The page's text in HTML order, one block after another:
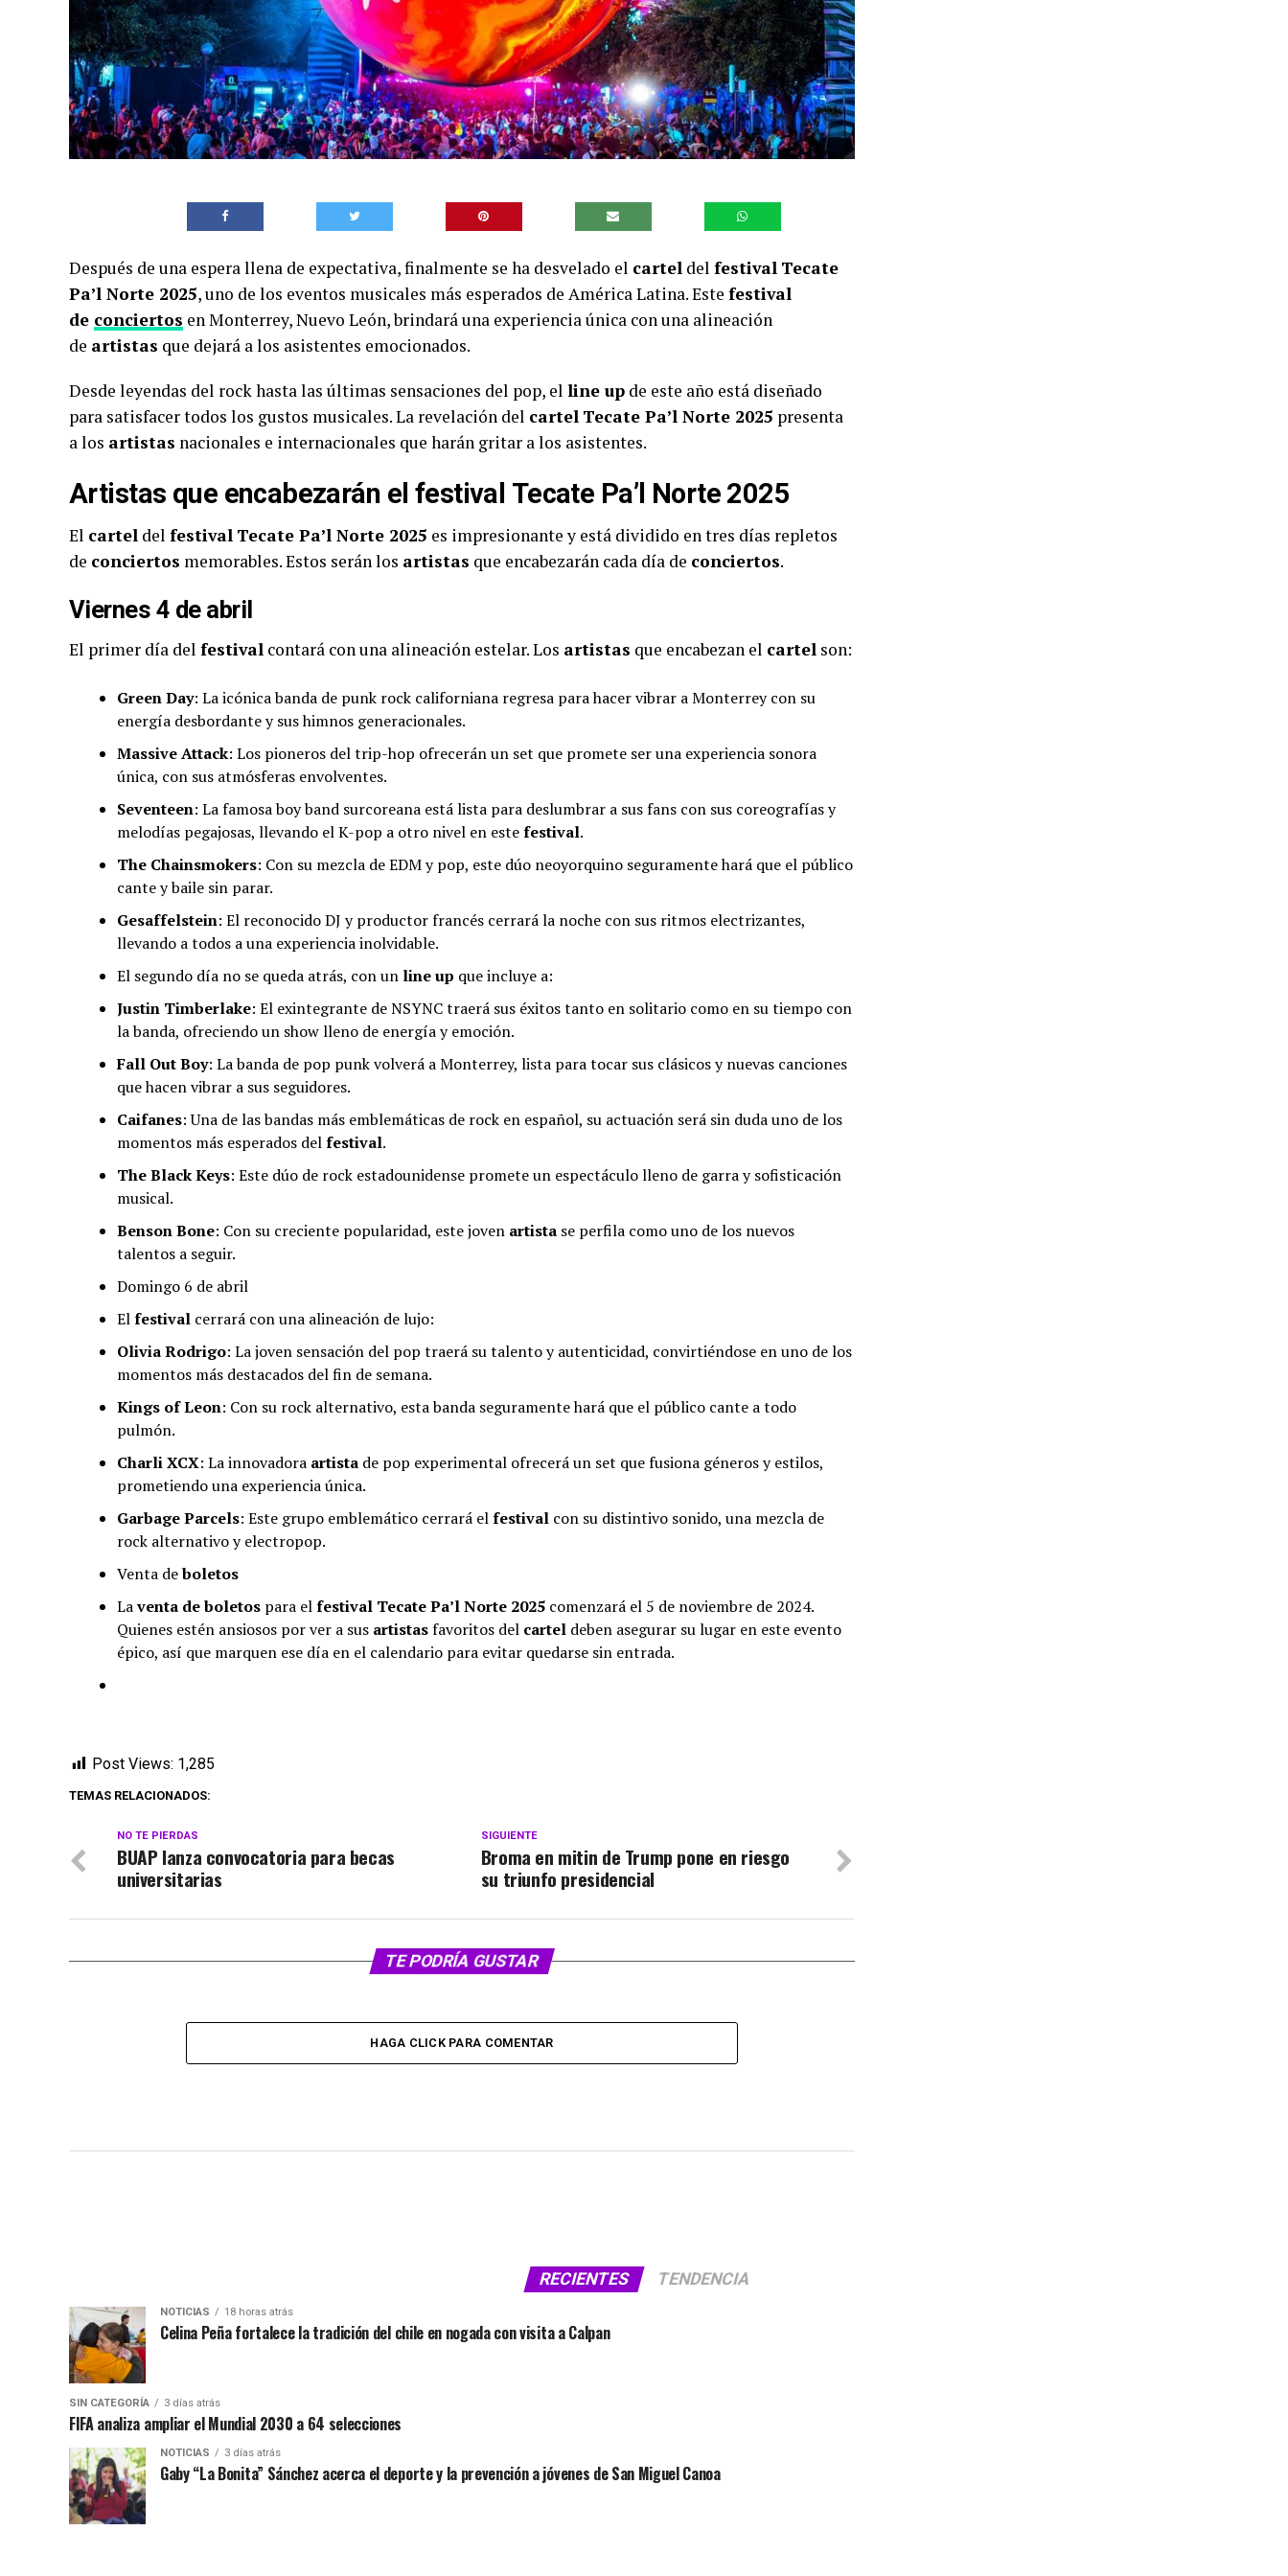
Después de una espera llena de expectativa, finalmente se ha desvelado el cartel del festival Tecate
Pa’l Norte 2025, uno de los eventos musicales más esperados de América Latina. Este festival
de conciertos en Monterrey, Nuevo León, brindará una experiencia única con una alineación
de artistas que dejará a los asistentes emocionados.
Desde leyendas del rock hasta las últimas sensaciones del pop, el line up de este año está diseñado
para satisfacer todos los gustos musicales. La revelación del cartel Tecate Pa’l Norte 2025 presenta
a los artistas nacionales e internacionales que harán gritar a los asistentes.
Artistas que encabezarán el festival Tecate Pa’l Norte 2025
El cartel del festival Tecate Pa’l Norte 2025 es impresionante y está dividido en tres días repletos
de conciertos memorables. Estos serán los artistas que encabezarán cada día de conciertos.
Viernes 4 de abril
El primer día del festival contará con una alineación estelar. Los artistas que encabezan el cartel son:
Green Day: La icónica banda de punk rock californiana regresa para hacer vibrar a Monterrey con su
energía desbordante y sus himnos generacionales.
Massive Attack: Los pioneros del trip-hop ofrecerán un set que promete ser una experiencia sonora
única, con sus atmósferas envolventes.
Seventeen: La famosa boy band surcoreana está lista para deslumbrar a sus fans con sus coreografías y
melodías pegajosas, llevando el K-pop a otro nivel en estefestival.
The Chainsmokers: Con su mezcla de EDM y pop, este dúo neoyorquino seguramente hará que el público
cante y baile sin parar.
Gesaffelstein: El reconocido DJ y productor francés cerrará la noche con sus ritmos electrizantes,
llevando a todos a una experiencia inolvidable.
El segundo día no se queda atrás, con un line up que incluye a:
Justin Timberlake: El exintegrante de NSYNC traerá sus éxitos tanto en solitario como en su tiempo con
la banda, ofreciendo un show lleno de energía y emoción.
Fall Out Boy: La banda de pop punk volverá a Monterrey, lista para tocar sus clásicos y nuevas canciones
que hacen vibrar a sus seguidores.
Caifanes: Una de las bandas más emblemáticas de rock en español, su actuación será sin duda uno de los
momentos más esperados delfestival.
The Black Keys: Este dúo de rock estadounidense promete un espectáculo lleno de garra y sofisticación
musical.
Benson Bone: Con su creciente popularidad, este joven artista se perfila como uno de los nuevos
talentos a seguir.
Domingo 6 de abril
Elfestival cerrará con una alineación de lujo:
Olivia Rodrigo: La joven sensación del pop traerá su talento y autenticidad, convirtiéndose en uno de los
momentos más destacados del fin de semana.
Kings of Leon: Con su rock alternativo, esta banda seguramente hará que el público cante a todo
pulmón.
Charli XCX: La innovadora artista de pop experimental ofrecerá un set que fusiona géneros y estilos,
prometiendo una experiencia única.
Garbage Parcels: Este grupo emblemático cerrará elfestival con su distintivo sonido, una mezcla de
rock alternativo y electropop.
Venta deboletos
Laventa de boletos para elfestival Tecate Pa’l Norte 2025 comenzará el 5 de noviembre de 2024.
Quienes estén ansiosos por ver a sus artistasfavoritos del cartel deben asegurar su lugar en este evento
épico, así que marquen ese día en el calendario para evitar quedarse sin entrada.
Post Views: 1,285
TEMAS RELACIONADOS:
SIGUIENTE
Broma en mitin de Trump pone en riesgo
su triunfo presidencial
NO TE PIERDAS
BUAP lanza convocatoria para becas
universitarias
TE PODRÍA GUSTAR
HAGA CLICK PARA COMENTAR
RECIENTES TENDENCIA
NOTICIAS 18 horas atrás
Celina Peña fortalece la tradición del chile en nogada con visita a Calpan
SIN CATEGORÍA 3 días atrás
FIFA analiza ampliar el Mundial 2030 a 64 selecciones
NOTICIAS 3 días atrás
Gaby “La Bonita” Sánchez acerca el deporte y la prevención a jóvenes de San Miguel Canoa